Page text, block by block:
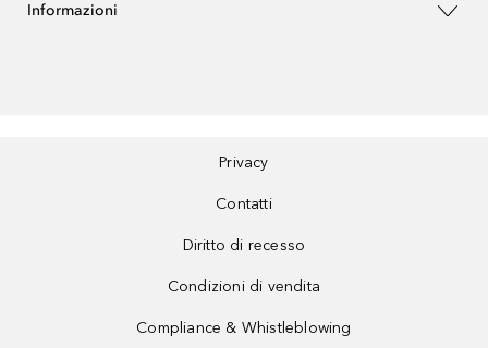
Informazioni
Privacy
Contatti
Diritto di recesso
Condizioni di vendita
Compliance & Whistleblowing